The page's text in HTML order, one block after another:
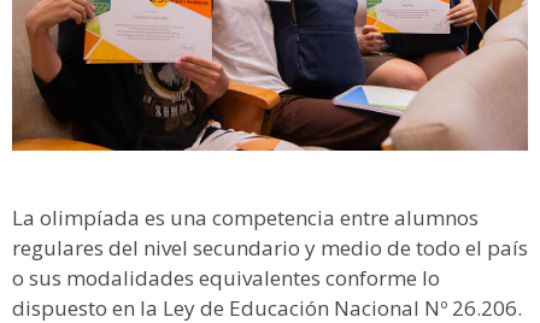
La olimpíada es una competencia entre alumnos
regulares del nivel secundario y medio de todo el país
o sus modalidades equivalentes conforme lo
dispuesto en la Ley de Educación Nacional Nº 26.206.